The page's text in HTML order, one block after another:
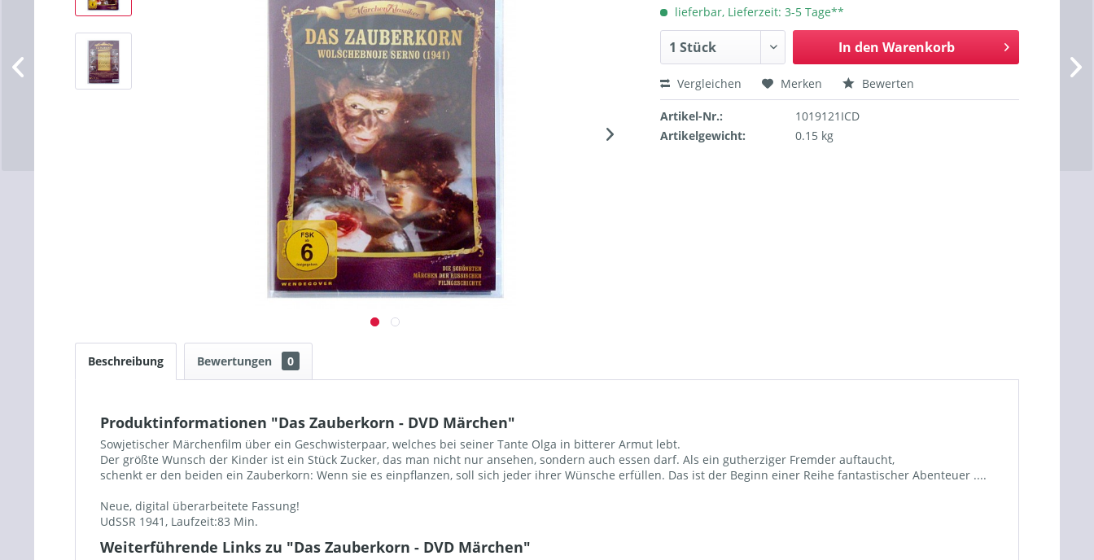
lieferbar, Lieferzeit: 3-5 Tage**
In den Warenkorb
Vergleichen Merken Bewerten
Artikel-Nr.:
1019121ICD
Artikelgewicht:
0.15 kg
Beschreibung Bewertungen 0
Produktinformationen "Das Zauberkorn - DVD Märchen"
Sowjetischer Märchenfilm über ein Geschwisterpaar, welches bei seiner Tante Olga in bitterer Armut lebt.
Der größte Wunsch der Kinder ist ein Stück Zucker, das man nicht nur ansehen, sondern auch essen darf. Als ein gutherziger Fremder auftaucht,
schenkt er den beiden ein Zauberkorn: Wenn sie es einpflanzen, soll sich jeder ihrer Wünsche erfüllen. Das ist der Beginn einer Reihe fantastischer Abenteuer ....
Neue, digital überarbeitete Fassung!
UdSSR 1941, Laufzeit:83 Min.
Weiterführende Links zu "Das Zauberkorn - DVD Märchen"